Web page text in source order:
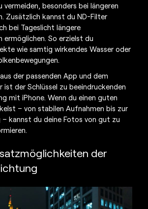
vermeiden, besonders bei längeren
Zusätzlich kannst du ND-Filter
bei Tageslicht längere
ermöglichen. So erzielst du
wie samtig wirkendes Wasser oder
der passenden App und dem
ist der Schlüssel zu beeindruckenden
mit iPhone . Wenn du einen guten
– von stabilen Aufnahmen bis zur
– kannst du deine Fotos von gut zu
der